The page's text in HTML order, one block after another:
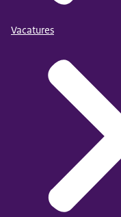
Vacatures